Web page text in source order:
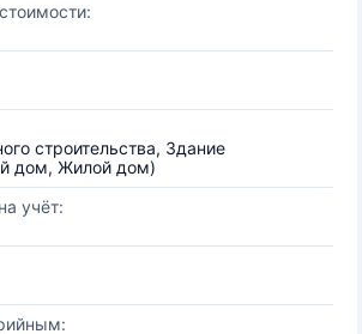
строительства, Здание
дом, Жилой дом)
учёт: